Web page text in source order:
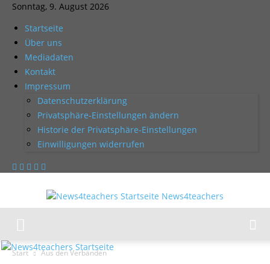
Sonntag, 9. August 2026
Startseite
Über uns
Mediadaten
Kontakt
Impressum
Datenschutzerklärung
Privatsphäre-Einstellungen ändern
Historie der Privatsphäre-Einstellungen
Einwilligungen widerrufen
News4teachers
Start Aus den Verbänden